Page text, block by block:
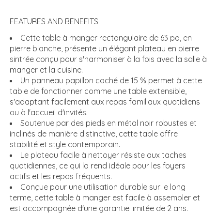
FEATURES AND BENEFITS
Cette table à manger rectangulaire de 63 po, en
pierre blanche, présente un élégant plateau en pierre
sintrée conçu pour s'harmoniser à la fois avec la salle à
manger et la cuisine.
Un panneau papillon caché de 15 % permet à cette
table de fonctionner comme une table extensible,
s'adaptant facilement aux repas familiaux quotidiens
ou à l'accueil d'invités.
Soutenue par des pieds en métal noir robustes et
inclinés de manière distinctive, cette table offre
stabilité et style contemporain.
Le plateau facile à nettoyer résiste aux taches
quotidiennes, ce qui la rend idéale pour les foyers
actifs et les repas fréquents.
Conçue pour une utilisation durable sur le long
terme, cette table à manger est facile à assembler et
est accompagnée d'une garantie limitée de 2 ans.